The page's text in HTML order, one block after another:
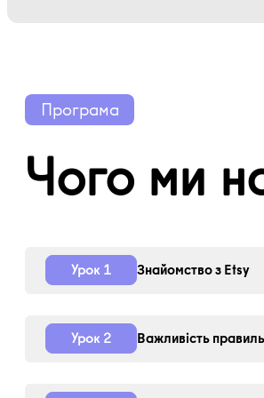
Програма
Чого ми
Урок 1 Знайомство з Etsy
Урок 2 Важливість